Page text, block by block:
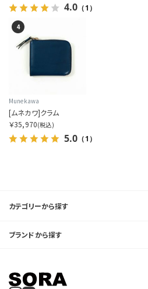
表示件数を指定する
カラー展開を指定する
1色
全色
4.0 （1）
4
Munekawa
[ムネカワ]クラム
￥35,970(税込)
5.0 （1）
カテゴリーから探す
ブランドから探す